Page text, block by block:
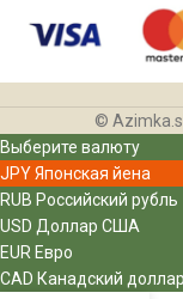
©
Выберите валюту
JPYЯпонская йена
RUB Российский рубль
USD Доллар США
EUR Евро
CAD Канадский доллар